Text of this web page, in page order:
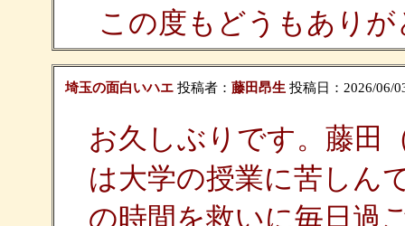
この度もどうもあり
埼玉の面白いハエ投稿者： 藤田昂生 投稿日：2026/06/
お久しぶりです。藤田
は大学の授業に苦しん
の時間を救いに毎日過